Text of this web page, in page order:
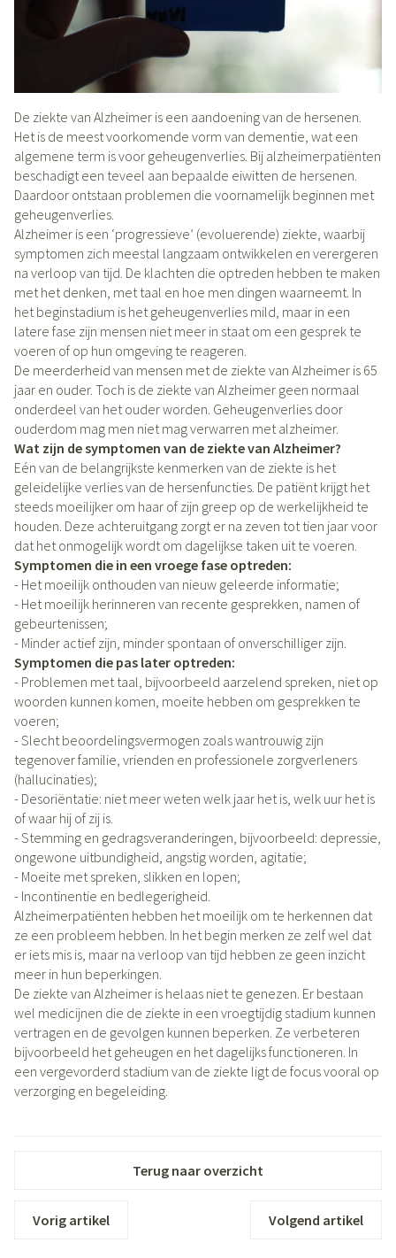
De ziekte van Alzheimer is een aandoening van de hersenen.
Het is de meest voorkomende vorm van dementie, wat een
algemene term is voor geheugenverlies. Bij alzheimerpatiënten
beschadigt een teveel aan bepaalde eiwitten de hersenen.
Daardoor ontstaan problemen die voornamelijk beginnen met
geheugenverlies.
Alzheimer is een ‘progressieve’ (evoluerende) ziekte, waarbij
symptomen zich meestal langzaam ontwikkelen en verergeren
na verloop van tijd. De klachten die optreden hebben te maken
met het denken, met taal en hoe men dingen waarneemt. In
het beginstadium is het geheugenverlies mild, maar in een
latere fase zijn mensen niet meer in staat om een gesprek te
voeren of op hun omgeving te reageren.
De meerderheid van mensen met de ziekte van Alzheimer is 65
jaar en ouder. Toch is de ziekte van Alzheimer geen normaal
onderdeel van het ouder worden. Geheugenverlies door
ouderdom mag men niet mag verwarren met alzheimer.
Wat zijn de symptomen van de ziekte van Alzheimer?
Eén van de belangrijkste kenmerken van de ziekte is het
geleidelijke verlies van de hersenfuncties. De patiënt krijgt het
steeds moeilijker om haar of zijn greep op de werkelijkheid te
houden. Deze achteruitgang zorgt er na zeven tot tien jaar voor
dat het onmogelijk wordt om dagelijkse taken uit te voeren.
Symptomen die in een vroege fase optreden:
- Het moeilijk onthouden van nieuw geleerde informatie;
- Het moeilijk herinneren van recente gesprekken, namen of
gebeurtenissen;
- Minder actief zijn, minder spontaan of onverschilliger zijn.
Symptomen die pas later optreden:
- Problemen met taal, bijvoorbeeld aarzelend spreken, niet op
woorden kunnen komen, moeite hebben om gesprekken te
voeren;
- Slecht beoordelingsvermogen zoals wantrouwig zijn
tegenover familie, vrienden en professionele zorgverleners
(hallucinaties);
- Desoriëntatie: niet meer weten welk jaar het is, welk uur het is
of waar hij of zij is.
- Stemming en gedragsveranderingen, bijvoorbeeld: depressie,
ongewone uitbundigheid, angstig worden, agitatie;
- Moeite met spreken, slikken en lopen;
- Incontinentie en bedlegerigheid.
Alzheimerpatiënten hebben het moeilijk om te herkennen dat
ze een probleem hebben. In het begin merken ze zelf wel dat
er iets mis is, maar na verloop van tijd hebben ze geen inzicht
meer in hun beperkingen.
De ziekte van Alzheimer is helaas niet te genezen. Er bestaan
wel medicijnen die de ziekte in een vroegtijdig stadium kunnen
vertragen en de gevolgen kunnen beperken. Ze verbeteren
bijvoorbeeld het geheugen en het dagelijks functioneren. In
een vergevorderd stadium van de ziekte ligt de focus vooral op
verzorging en begeleiding.
Terug naar overzicht
Vorig artikel Volgend artikel